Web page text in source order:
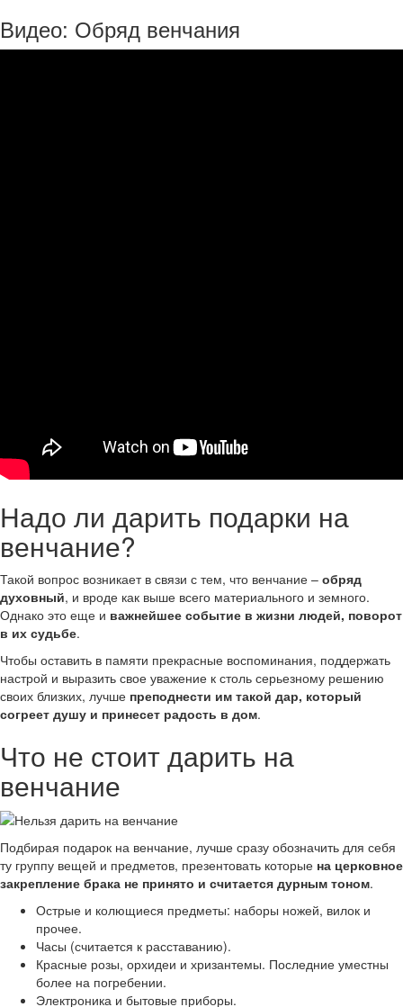
Видео: Обряд венчания
Надо ли дарить подарки на
венчание?
Такой вопрос возникает в связи с тем, что венчание – обряд
духовный, и вроде как выше всего материального и земного.
Однако это еще и важнейшее событие в жизни людей, поворот
в их судьбе.
Чтобы оставить в памяти прекрасные воспоминания, поддержать
настрой и выразить свое уважение к столь серьезному решению
своих близких, лучше преподнести им такой дар, который
согреет душу и принесет радость в дом.
Что не стоит дарить на
венчание
Подбирая подарок на венчание, лучше сразу обозначить для себя
ту группу вещей и предметов, презентовать которые на церковное
закрепление брака не принято и считается дурным тоном.
Острые и колющиеся предметы: наборы ножей, вилок и
прочее.
Часы (считается к расставанию).
Красные розы, орхидеи и хризантемы. Последние уместны
более на погребении.
Электроника и бытовые приборы.